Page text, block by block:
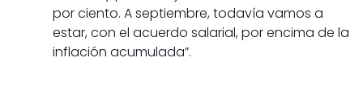
por ciento. A septiembre, todavía vamos a
estar, con el acuerdo salarial, por encima de la
inflación acumulada”.